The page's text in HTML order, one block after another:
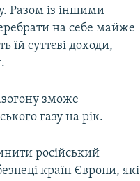
Разом із іншими
на себе майже
їй суттєві доходи,
зможе
газу на рік.
російський
країн Європи, які